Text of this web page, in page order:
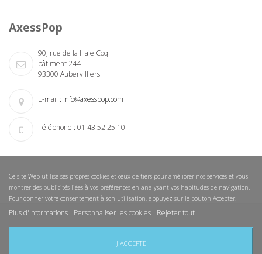
AxessPop
90, rue de la Haie Coq
bâtiment 244
93300 Aubervilliers
E-mail : info@axesspop.com
Téléphone : 01 43 52 25 10
Ce site Web utilise ses propres cookies et ceux de tiers pour améliorer nos services et vous
montrer des publicités liées à vos préférences en analysant vos habitudes de navigation.
Pour donner votre consentement à son utilisation, appuyez sur le bouton Accepter.
Plus d'informations Personnaliser les cookies Rejeter tout
J'ACCEPTE
Copyright © 2015 AxessPop. Tous droits réservés.